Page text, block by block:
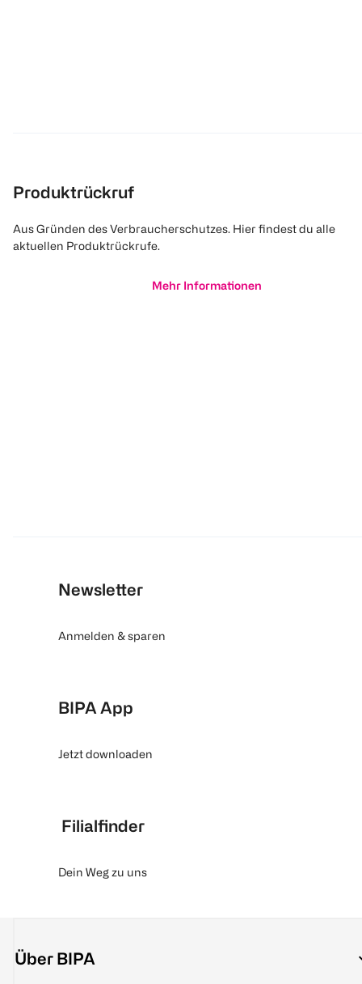
Produktrückruf
Aus Gründen des Verbraucherschutzes. Hier findest du alle
aktuellen Produktrückrufe.
Mehr Informationen
Newsletter
Anmelden & sparen
BIPA App
Jetzt downloaden
Filialfinder
Dein Weg zu uns
Über BIPA